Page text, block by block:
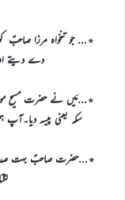
٭… جو تنخواہ مرزا صاحبؑ
دے دیتے
٭…مَیں نے حضرت مسیح
سکہ یعنی پیسہ دیا۔آپ
٭…حضرت صاحبؑ بہت صدقہ